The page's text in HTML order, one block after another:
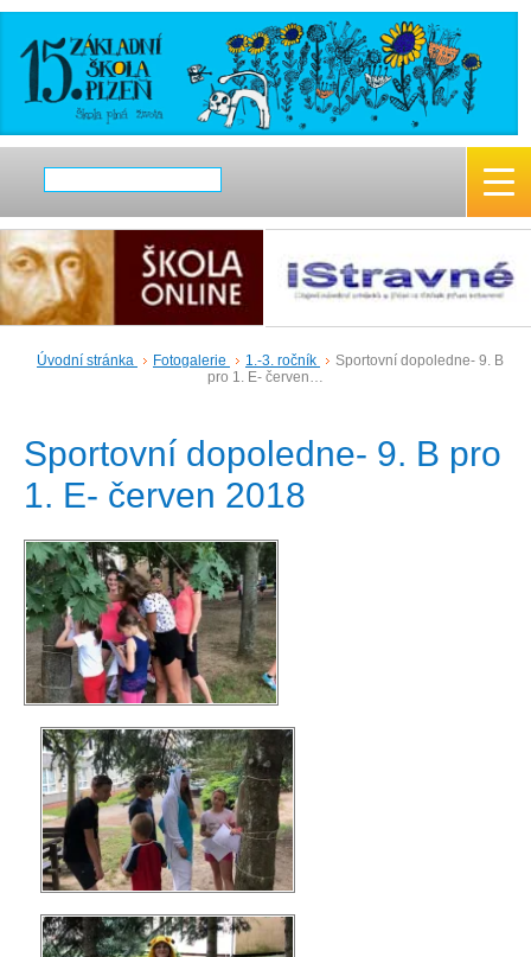
Úvodní stránka Fotogalerie 1.-3. ročník
Sportovní dopoledne- 9. B
pro 1. E- červen…
Sportovní dopoledne- 9. B pro
1. E- červen 2018